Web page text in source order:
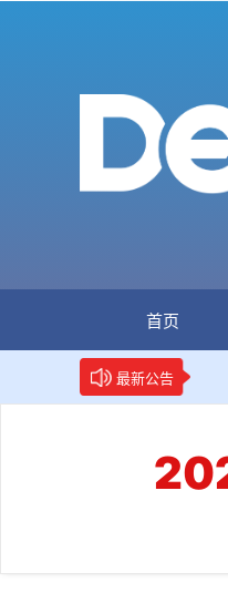
首页
最新公告
新华网权威报道